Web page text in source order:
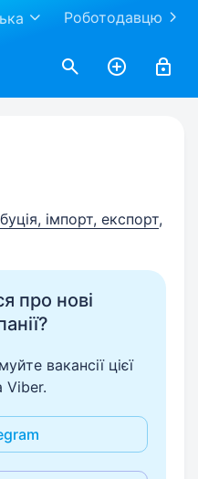
Роботодавцю
імпорт, експорт,
про нові
вакансії цієї
Viber.